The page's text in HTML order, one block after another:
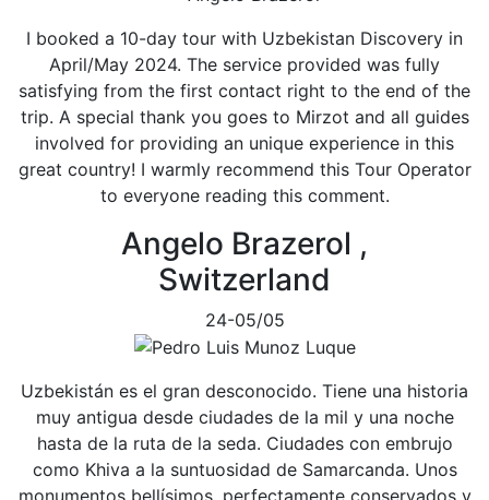
I booked a 10-day tour with Uzbekistan Discovery in
April/May 2024. The service provided was fully
satisfying from the first contact right to the end of the
trip. A special thank you goes to Mirzot and all guides
involved for providing an unique experience in this
great country! I warmly recommend this Tour Operator
to everyone reading this comment.
Angelo Brazerol ,
Switzerland
24-05/05
Uzbekistán es el gran desconocido. Tiene una historia
muy antigua desde ciudades de la mil y una noche
hasta de la ruta de la seda. Ciudades con embrujo
como Khiva a la suntuosidad de Samarcanda. Unos